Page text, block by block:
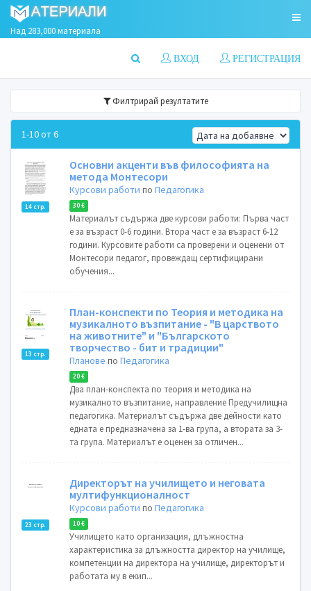
Над 283,000 материала
РЕГИСТРАЦИЯ
ВХОД
Филтрирай резултатите
1-10 от 6
14 стр.
Основни акценти във философията на
метода Монтесори
Курсови работи поПедагогика
30 €
Материалът съдържа две курсови работи: Първа част
е за възраст 0-6 години. Втора част е за възраст 6-12
години. Курсовите работи са проверени и оценени от
Монтесори педагог, провеждащ сертифицирани
обучения...
13 стр.
План-конспекти по Теория и методика на
музикалното възпитание - "В царството
на животните" и "Българското
творчество - бит и традиции"
Планове поПедагогика
20 €
Два план-конспекта по теория и методика на
музикалното възпитание, направление Предучилищна
педагогика. Материалът съдържа две дейности като
едната е предназначена за 1-ва група, а втората за 3-
та група. Материалът е оценен за отличен...
23 стр.
Директорът на училището и неговата
мултифункционалност
Курсови работи поПедагогика
10 €
Училището като организация, длъжностна
характеристика за длъжността директор на училище,
компетенции на директора на училище, директорът и
работата му в екип...